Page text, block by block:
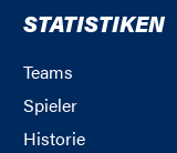
STATISTIKEN
Teams
Spieler
Historie